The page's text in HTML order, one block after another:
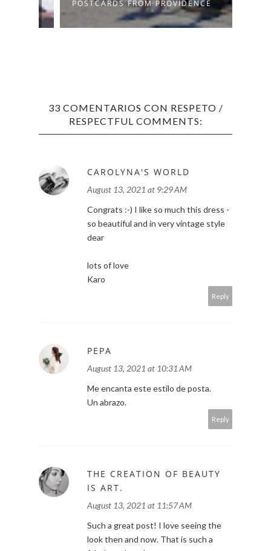
POSTCARDS FROM PROVIDENCE
33 COMENTARIOS CON RESPETO /
RESPECTFUL COMMENTS:
CAROLYNA'S WORLD
August 13, 2021 at 9:29 AM
Congrats :-) I like so much this dress -
so beautiful and in very vintage style
dear
lots of love
Karo
Reply
PEPA
August 13, 2021 at 10:31 AM
Me encanta este estilo de posta.
Un abrazo.
Reply
THE CREATION OF BEAUTY
IS ART.
August 13, 2021 at 11:57 AM
Such a great post! I love seeing the
look then and now. That is such a